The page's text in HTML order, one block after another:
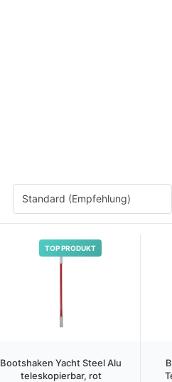
TOP PRODUKT
Bootshaken Yacht Steel Alu
teleskopierbar, rot